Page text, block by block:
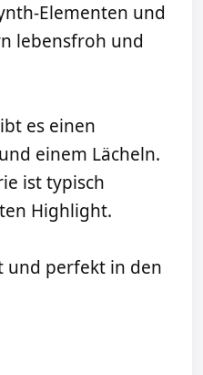
Elementen und
lebensfroh und
es einen
einem Lächeln.
ist typisch
Highlight.
und perfekt in den